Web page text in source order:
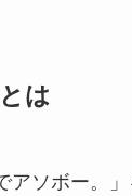
は
アソボー。